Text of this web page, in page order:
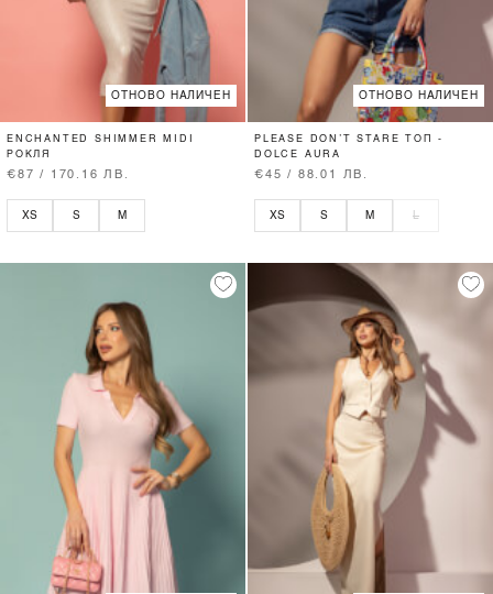
ОТНОВО НАЛИЧЕН
ENCHANTED SHIMMER MIDI
РОКЛЯ
€87 / 170.16 ЛВ.
XS S M
ОТНОВО НАЛИЧЕН
PLEASE DON’T STARE ТОП -
DOLCE AURA
€45 / 88.01 ЛВ.
XS S M L